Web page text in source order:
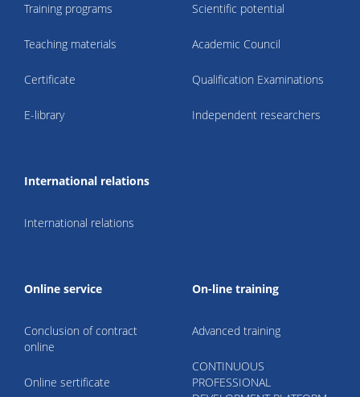
Training programs
Teaching materials
Certificate
E-library
Scientific potential
Academic Council
Qualification Examinations
Independent researchers
International relations
International relations
Online service
Conclusion of contract
online
Online sertificate
On-line training
Advanced training
CONTINUOUS
PROFESSIONAL